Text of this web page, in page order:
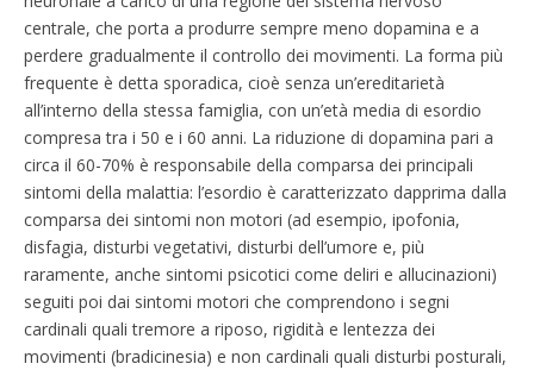
centrale, che porta a produrre sempre meno dopamina e a
perdere gradualmente il controllo dei movimenti. La forma più
frequente è detta sporadica, cioè senza un’ereditarietà
all’interno della stessa famiglia, con un’età media di esordio
compresa tra i 50 e i 60 anni. La riduzione di dopamina pari a
circa il 60-70% è responsabile della comparsa dei principali
sintomi della malattia: l’esordio è caratterizzato dapprima dalla
comparsa dei sintomi non motori (ad esempio, ipofonia,
disfagia, disturbi vegetativi, disturbi dell’umore e, più
raramente, anche sintomi psicotici come deliri e allucinazioni)
seguiti poi dai sintomi motori che comprendono i segni
cardinali quali tremore a riposo, rigidità e lentezza dei
movimenti (bradicinesia) e non cardinali quali disturbi posturali,